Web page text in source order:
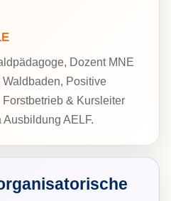
Dozent MNE
Positive
& Kursleiter
AELF.